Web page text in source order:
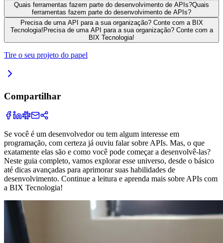
Quais ferramentas fazem parte do desenvolvimento de APIs?Quais
ferramentas fazem parte do desenvolvimento de APIs?
Precisa de uma API para a sua organização? Conte com a BIX
Tecnologia! Precisa de uma API para a sua organização? Conte com a
BIX Tecnologia!
Tire o seu projeto do papel
Compartilhar
Se você é um desenvolvedor ou tem algum interesse em
programação, com certeza já ouviu falar sobre APIs. Mas, o que
exatamente elas são e como você pode começar a desenvolvê-las?
Neste guia completo, vamos explorar esse universo, desde o básico
até dicas avançadas para aprimorar suas habilidades de
desenvolvimento. Continue a leitura e aprenda mais sobre APIs com
a BIX Tecnologia!